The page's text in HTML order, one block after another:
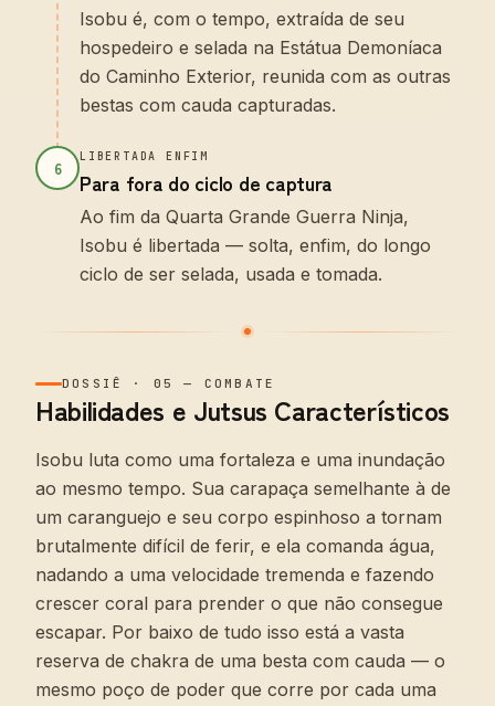
Isobu é, com o tempo, extraída de seu
hospedeiro e selada na Estátua Demoníaca
do Caminho Exterior, reunida com as outras
bestas com cauda capturadas.
6
LIBERTADA ENFIM
Para fora do ciclo de captura
Ao fim da Quarta Grande Guerra Ninja,
Isobu é libertada — solta, enfim, do longo
ciclo de ser selada, usada e tomada.
DOSSIÊ · 05 — COMBATE
Habilidades e Jutsus Característicos
Isobu luta como uma fortaleza e uma inundação
ao mesmo tempo. Sua carapaça semelhante à de
um caranguejo e seu corpo espinhoso a tornam
brutalmente difícil de ferir, e ela comanda água,
nadando a uma velocidade tremenda e fazendo
crescer coral para prender o que não consegue
escapar. Por baixo de tudo isso está a vasta
reserva de chakra de uma besta com cauda — o
mesmo poço de poder que corre por cada uma